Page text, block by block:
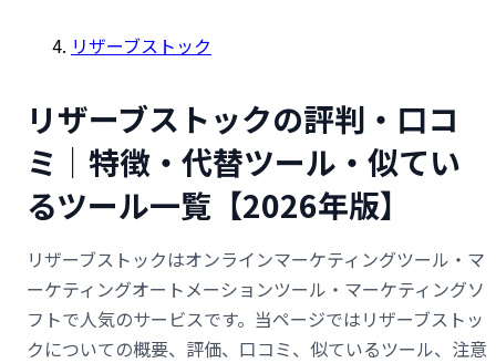
リザーブストック
リザーブストックの評判・口コ
ミ｜特徴・代替ツール・似てい
るツール一覧【2026年版】
リザーブストックはオンラインマーケティングツール・マ
ーケティングオートメーションツール・マーケティングソ
フトで人気のサービスです。当ページではリザーブストッ
クについての概要、評価、口コミ、似ているツール、注意